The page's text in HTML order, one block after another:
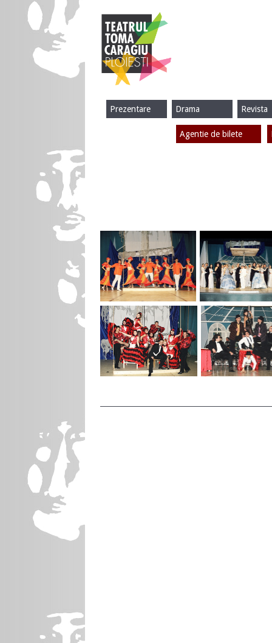
Revista
Drama
Prezentare
Agentie de bilete